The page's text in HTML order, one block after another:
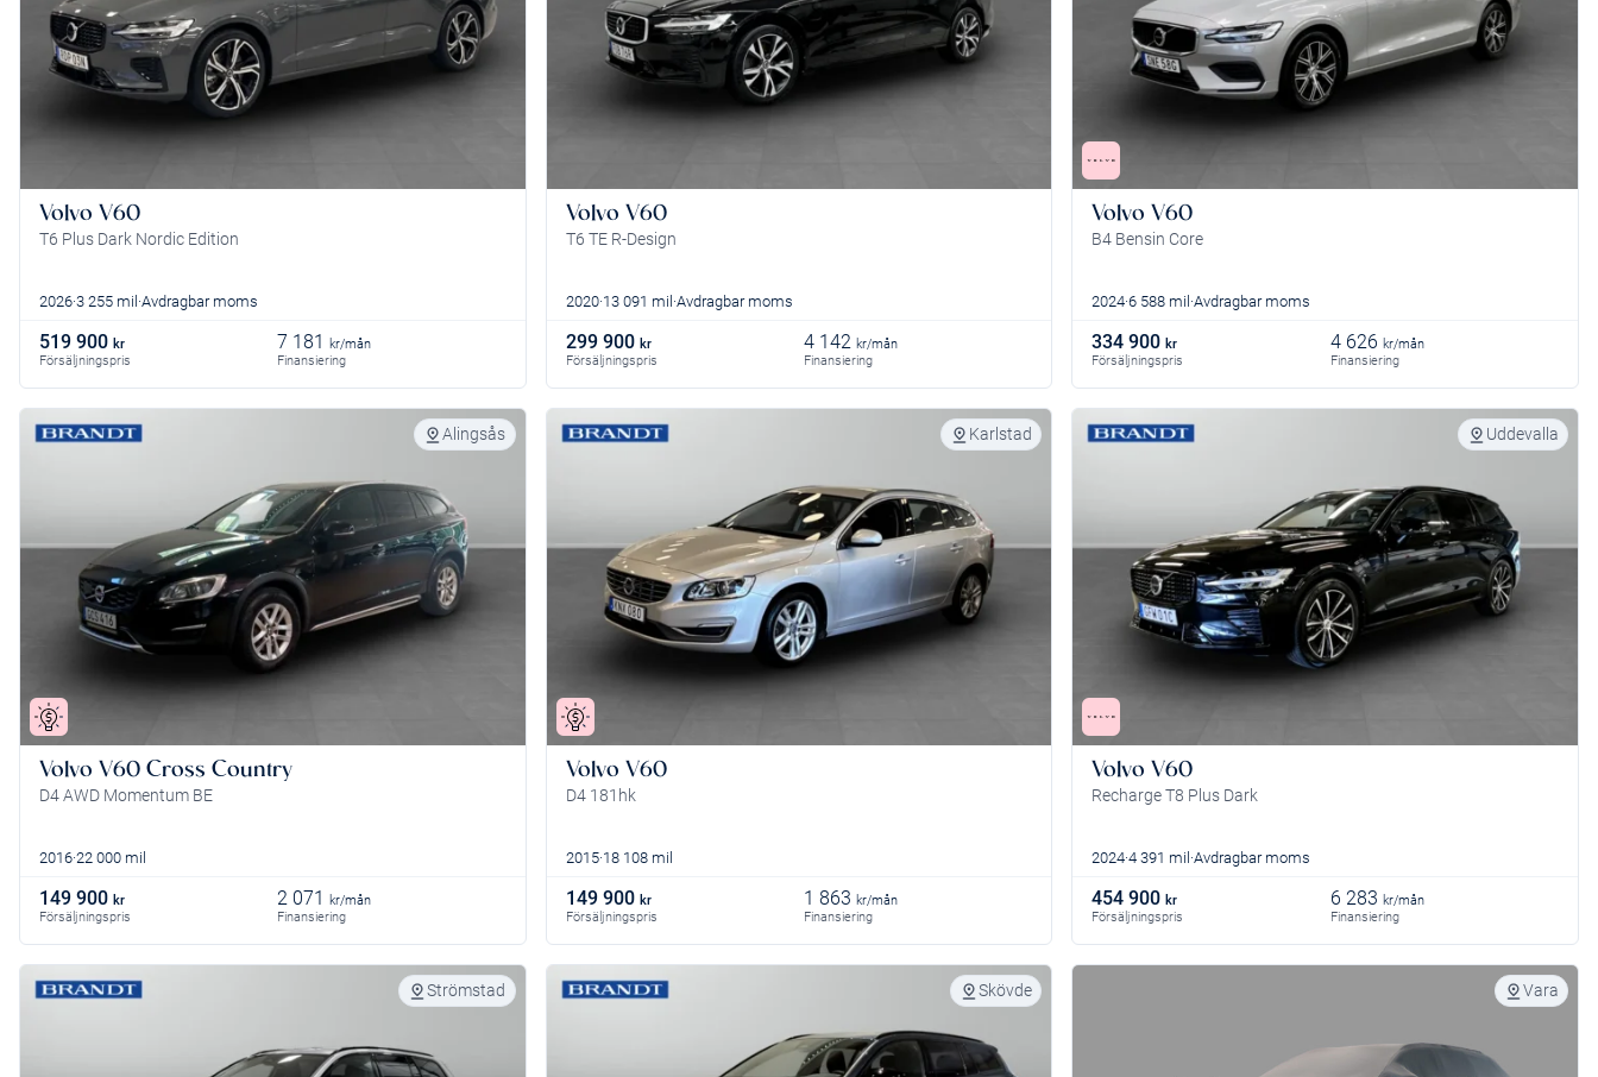
Volvo V60
T6 Plus Dark Nordic Edition
2026 3 255 mil Avdragbar moms
519 900 kr
Försäljningspris
7 181
kr/mån
Finansiering
Volvo V60
T6 TE R-Design
2020 13 091 mil Avdragbar moms
299 900 kr
Försäljningspris
4 142 kr/mån
Finansiering
Volvo V60
B4 Bensin Core
2024 6 588 mil Avdragbar moms
334 900 kr
Försäljningspris
4 626 kr/mån
Finansiering
Alingsås
Volvo V60 Cross Country
D4 AWD Momentum BE
2016 22 000 mil
149 900 kr
Försäljningspris
2 071
kr/mån
Finansiering
Karlstad
Volvo V60
D4 181hk
2015 18 108 mil
149 900 kr
Försäljningspris
1 863 kr/mån
Finansiering
Uddevalla
Volvo V60
Recharge T8 Plus Dark
2024 4 391 mil Avdragbar moms
454 900 kr
Försäljningspris
6 283 kr/mån
Finansiering
Strömstad Skövde Vara